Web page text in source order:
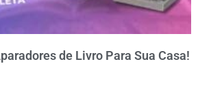
de Livro Para Sua Casa!